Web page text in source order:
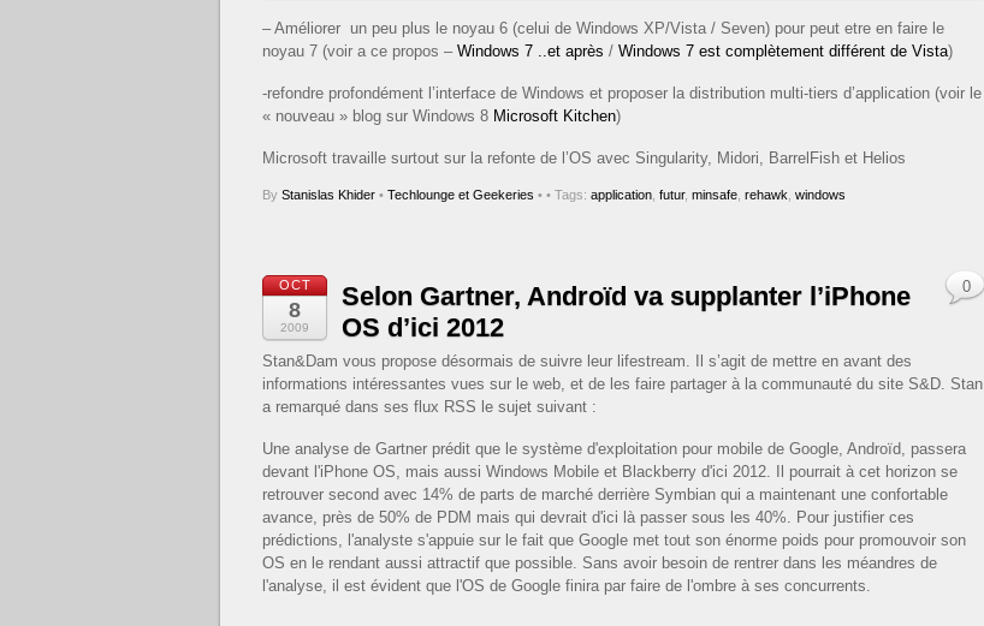
– Améliorer un peu plus le noyau 6 (celui de Windows XP/Vista / Seven) pour peut etre en faire le
noyau 7 (voir a ce propos – Windows 7 ..et après / Windows 7 est complètement différent de Vista)
-refondre profondément l’interface de Windows et proposer la distribution multi-tiers d’application (voir le
« nouveau » blog sur Windows 8 Microsoft Kitchen)
Microsoft travaille surtout sur la refonte de l’OS avec Singularity, Midori, BarrelFish et Helios
By Stanislas Khider • Techlounge et Geekeries • • Tags: application futur, minsafe rehawk windows
OCT
8
2009
Selon Gartner, Androïd va supplanter l’iPhone
OS d’ici 2012
Stan&Dam vous propose désormais de suivre leur lifestream. Il s’agit de mettre en avant des
informations intéressantes vues sur le web, et de les faire partager à la communauté du site S&D. Stan
a remarqué dans ses flux RSS le sujet suivant :
Une analyse de Gartner prédit que le système d'exploitation pour mobile de Google, Androïd, passera
devant l'iPhone OS, mais aussi Windows Mobile et Blackberry d'ici 2012. Il pourrait à cet horizon se
retrouver second avec 14% de parts de marché derrière Symbian qui a maintenant une confortable
avance, près de 50% de PDM mais qui devrait d'ici là passer sous les 40%. Pour justifier ces
prédictions, l'analyste s'appuie sur le fait que Google met tout son énorme poids pour promouvoir son
OS en le rendant aussi attractif que possible. Sans avoir besoin de rentrer dans les méandres de
l'analyse, il est évident que l'OS de Google finira par faire de l'ombre à ses concurrents.
0